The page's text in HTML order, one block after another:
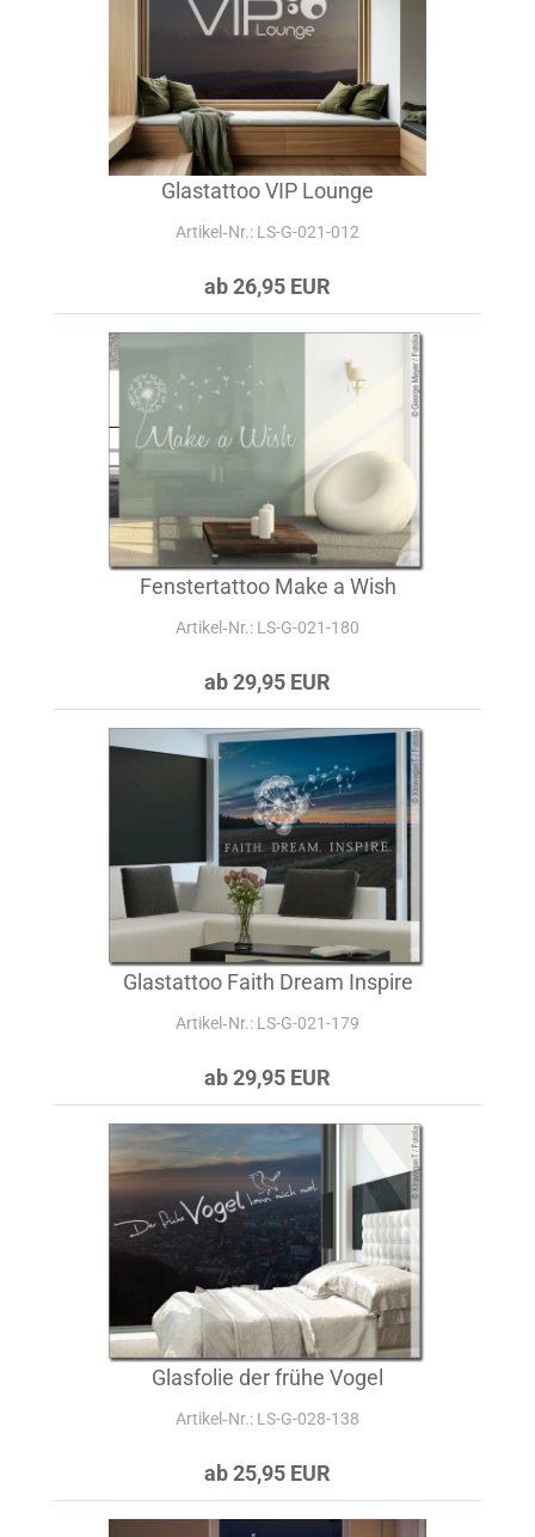
Glastattoo VIP Lounge
Artikel‑Nr.: LS-G-021-012
ab 26,95 EUR
Fenstertattoo Make a Wish
Artikel‑Nr.: LS-G-021-180
ab 29,95 EUR
Glastattoo Faith Dream Inspire
Artikel‑Nr.: LS-G-021-179
ab 29,95 EUR
Glasfolie der frühe Vogel
Artikel‑Nr.: LS-G-028-138
ab 25,95 EUR